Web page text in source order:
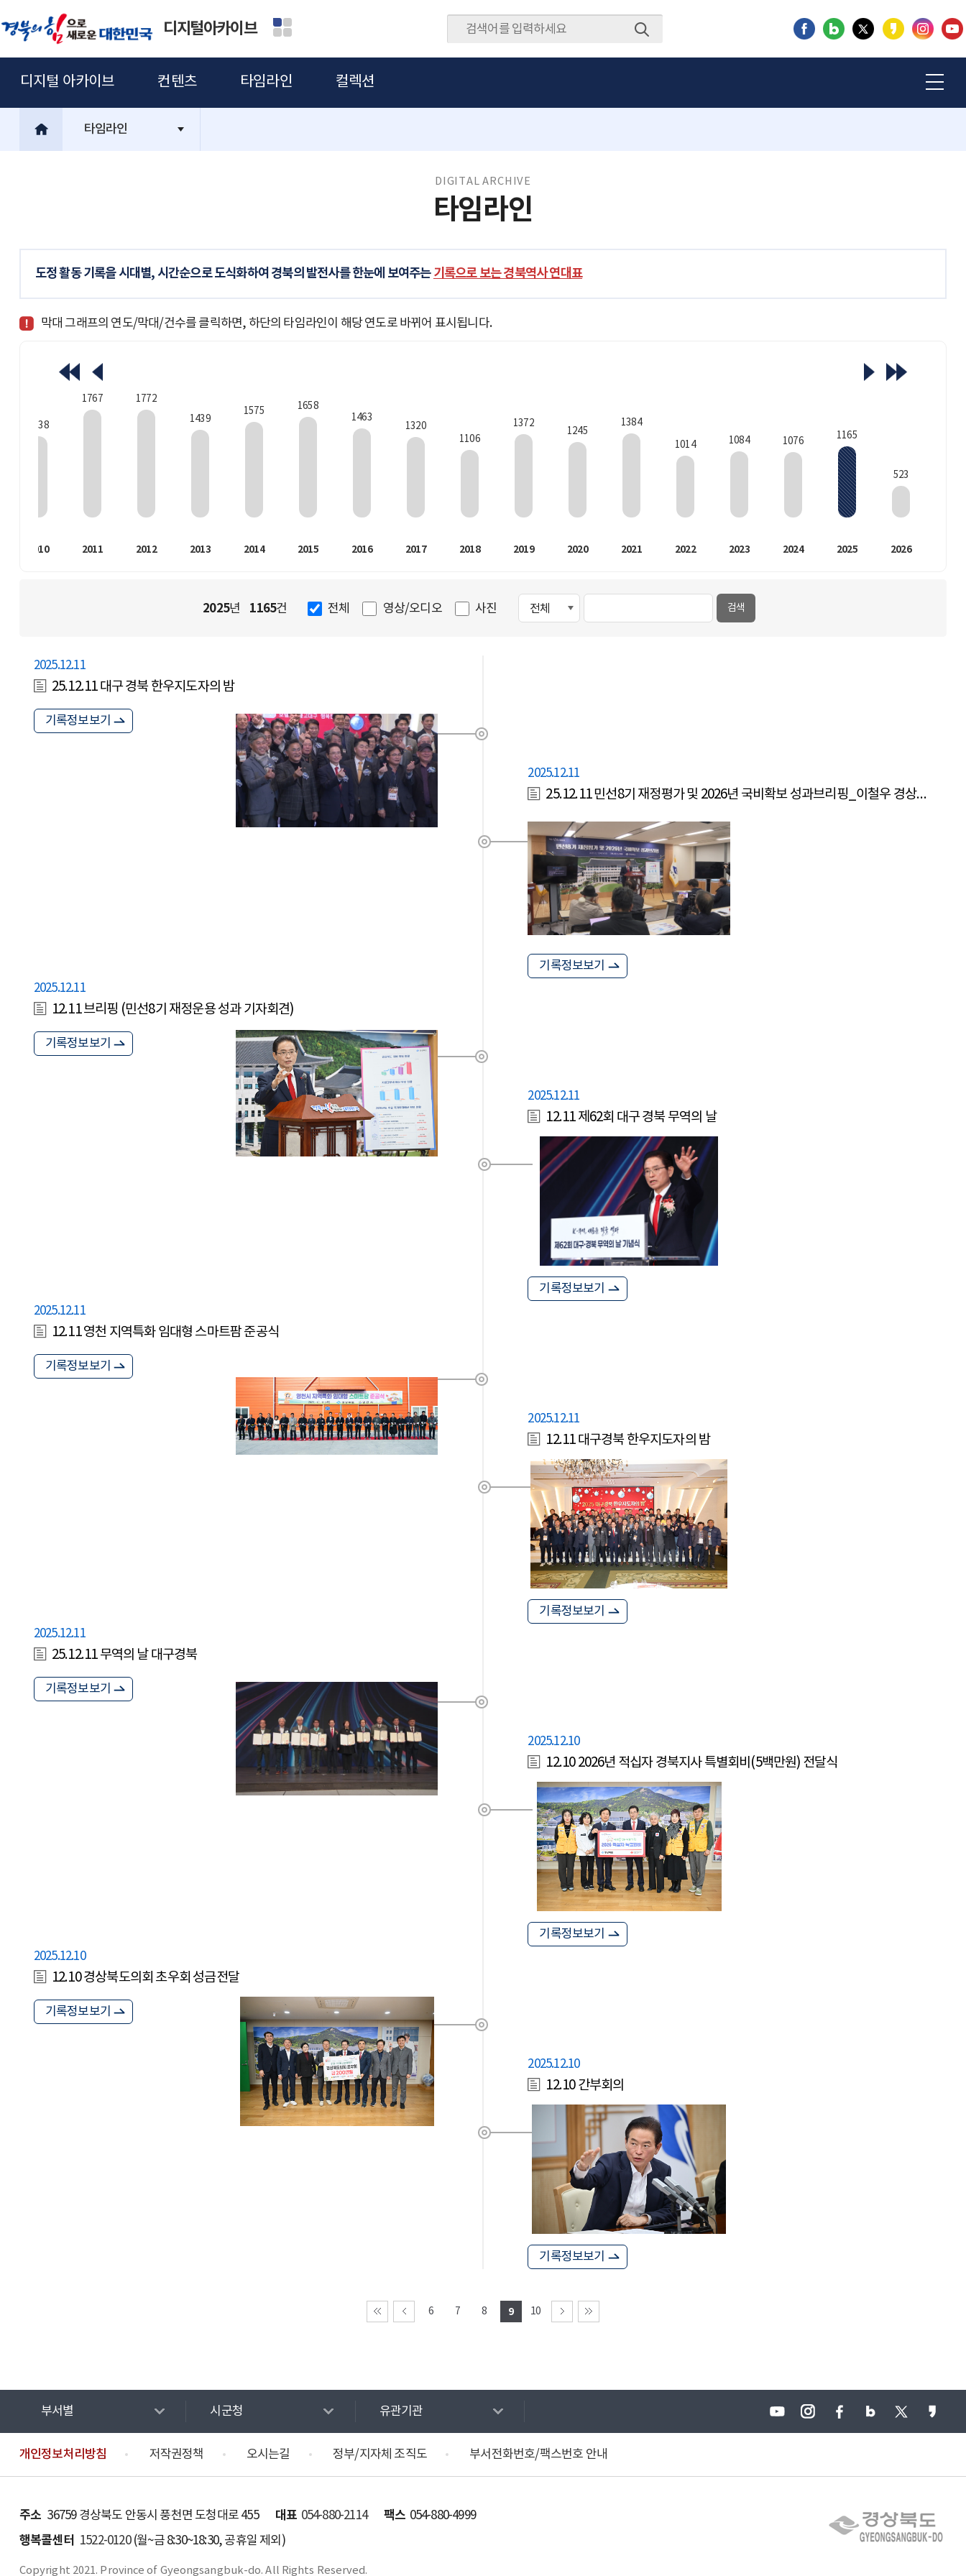
디지털아카이브
디지털 아카이브 컨텐츠 타임라인 컬렉션
타임라인
DIGITAL ARCHIVE
타임라인
도정 활동 기록을 시대별, 시간순으로 도식화하여 경북의 발전사를 한눈에 보여주는기록으로 보는 경북역사 연대표
막대 그래프의 연도/막대/건수를 클릭하면, 하단의 타임라인이 해당 연도로 바뀌어 표시됩니다.
1338
2010
1767
2011
1772
2012
1439
2013
1575
2014
1658
2015
1463
2016
1320
2017
1106
2018
1372
2019
1245
2020
1384
2021
1014
2022
1084
2023
1076
2024
1165
2025
523
2026
2025년 1165건 전체 영상/오디오 사진 검색
2025.12.11
25.12.11 대구 경북 한우지도자의 밤
기록정보보기
2025.12.11
25.12.11 민선8기 재정평가 및 2026년 국비확보 성과브리핑_이철우 경상북도 도지사 말씀
기록정보보기
2025.12.11
12.11 브리핑 (민선8기 재정운용 성과 기자회견)
기록정보보기
2025.12.11
12.11 제62회 대구 경북 무역의 날
기록정보보기
2025.12.11
12.11 영천 지역특화 임대형 스마트팜 준공식
기록정보보기
2025.12.11
12.11 대구경북 한우지도자의 밤
기록정보보기
2025.12.11
25.12.11 무역의 날 대구경북
기록정보보기
2025.12.10
12.10 2026년 적십자 경북지사 특별회비(5백만원) 전달식
기록정보보기
2025.12.10
12.10 경상북도의회 초우회 성금전달
기록정보보기
2025.12.10
12.10 간부회의
기록정보보기
6 7 8 9 10
부서별 시군청 유관기관
개인정보처리방침 저작권정책 오시는길 정부/지자체 조직도 부서전화번호/팩스번호 안내
주소 36759 경상북도 안동시 풍천면 도청대로 455 대표 054-880-2114 팩스 054-880-4999
행복콜센터 1522-0120(월~금 8:30~18:30, 공휴일 제외)
Copyright 2021. Province of Gyeongsangbuk-do. All Rights Reserved.